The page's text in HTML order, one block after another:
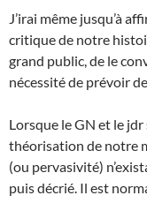
J’irai même jusqu’à
critique de notre
grand public, de le
nécessité de prévoir
Lorsque le GN et le
théorisation de notre
(ou pervasivité)
puis décrié. Il est